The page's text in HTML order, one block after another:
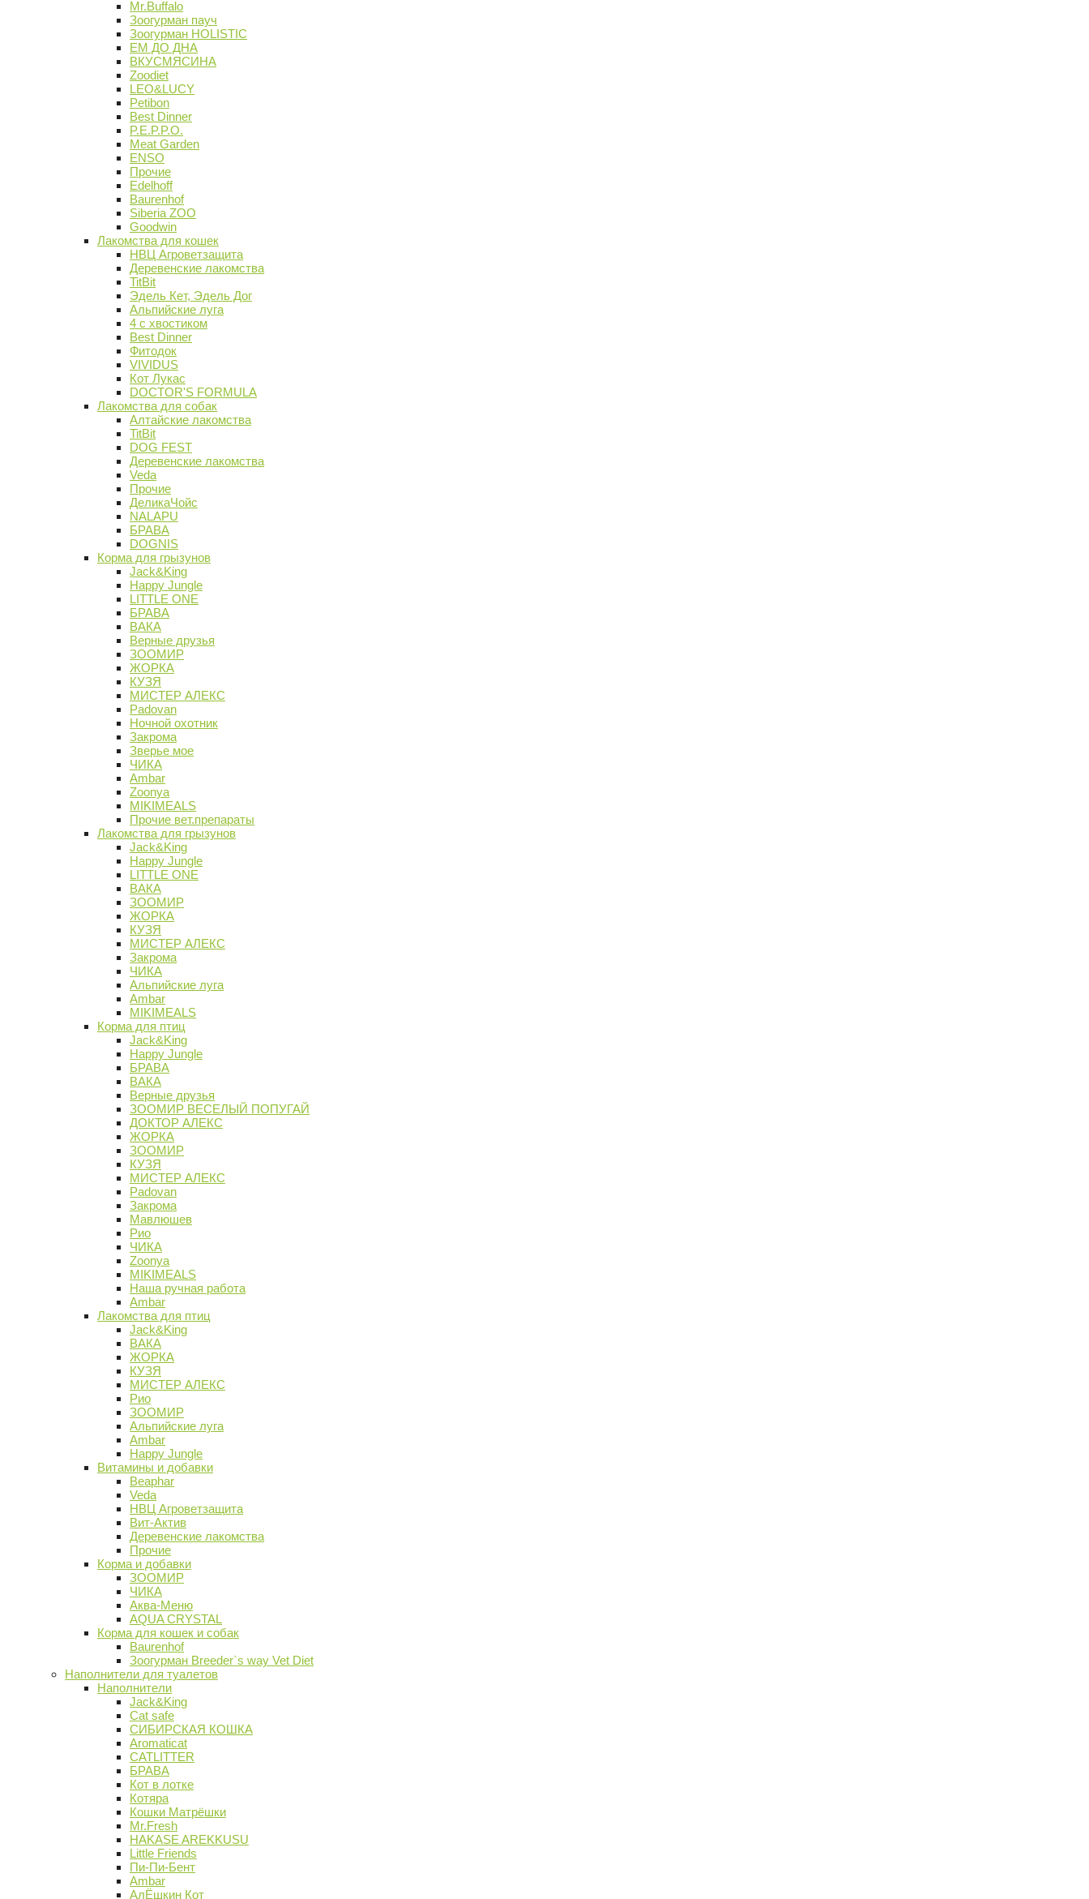
Mr.Buffalo
Зоогурман пауч
Зоогурман HOLISTIC
ЕМ ДО ДНА
ВКУСМЯСИНА
Zoodiet
LEO&LUCY
Petibon
Best Dinner
P.E.P.P.O.
Meat Garden
ENSO
Прочие
Edelhoff
Baurenhof
Siberia ZOO
Goodwin
Лакомства для кошек
НВЦ Агроветзащита
Деревенские лакомства
TitBit
Эдель Кет, Эдель Дог
Альпийские луга
4 с хвостиком
Best Dinner
Фитодок
VIVIDUS
Кот Лукас
DOCTOR'S FORMULA
Лакомства для собак
Алтайские лакомства
TitBit
DOG FEST
Деревенские лакомства
Veda
Прочие
ДеликаЧойс
NALAPU
БРАВА
DOGNIS
Корма для грызунов
Jack&King
Happy Jungle
LITTLE ONE
БРАВА
ВАКА
Верные друзья
ЗООМИР
ЖОРКА
КУЗЯ
МИСТЕР АЛЕКС
Padovan
Ночной охотник
Закрома
Зверье мое
ЧИКА
Ambar
Zoonya
MIKIMEALS
Прочие вет.препараты
Лакомства для грызунов
Jack&King
Happy Jungle
LITTLE ONE
ВАКА
ЗООМИР
ЖОРКА
КУЗЯ
МИСТЕР АЛЕКС
Закрома
ЧИКА
Альпийские луга
Ambar
MIKIMEALS
Корма для птиц
Jack&King
Happy Jungle
БРАВА
ВАКА
Верные друзья
ЗООМИР ВЕСЕЛЫЙ ПОПУГАЙ
ДОКТОР АЛЕКС
ЖОРКА
ЗООМИР
КУЗЯ
МИСТЕР АЛЕКС
Padovan
Закрома
Мавлюшев
Рио
ЧИКА
Zoonya
MIKIMEALS
Наша ручная работа
Ambar
Лакомства для птиц
Jack&King
ВАКА
ЖОРКА
КУЗЯ
МИСТЕР АЛЕКС
Рио
ЗООМИР
Альпийские луга
Ambar
Happy Jungle
Витамины и добавки
Beaphar
Veda
НВЦ Агроветзащита
Вит-Актив
Деревенские лакомства
Прочие
Корма и добавки
ЗООМИР
ЧИКА
Аква-Меню
AQUA CRYSTAL
Корма для кошек и собак
Baurenhof
Зоогурман Breeder`s way Vet Diet
Наполнители для туалетов
Наполнители
Jack&King
Cat safe
СИБИРСКАЯ КОШКА
Aromaticat
CATLITTER
БРАВА
Кот в лотке
Котяра
Кошки Матрёшки
Mr.Fresh
HAKASE AREKKUSU
Little Friends
Пи-Пи-Бент
Ambar
АлЁшкин Кот